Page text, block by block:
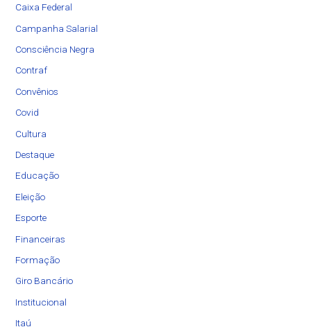
Caixa Federal
Campanha Salarial
Consciência Negra
Contraf
Convênios
Covid
Cultura
Destaque
Educação
Eleição
Esporte
Financeiras
Formação
Giro Bancário
Institucional
Itaú